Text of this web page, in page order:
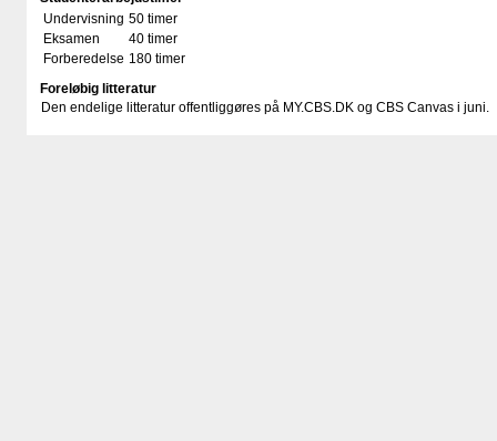
Undervisning 50 timer
Eksamen
40 timer
Forberedelse 180 timer
Foreløbig litteratur
Den endelige litteratur offentliggøres på MY.CBS.DK og CBS Canvas i juni.